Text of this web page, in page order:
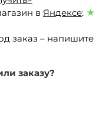
в Яндексе: ★
заказ – напишите
заказу?